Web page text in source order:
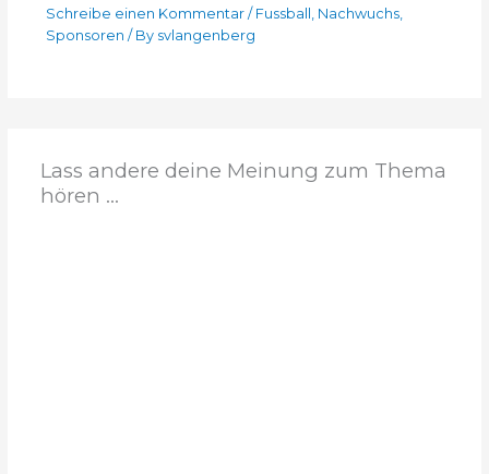
Schreibe einen Kommentar / Fussball Nachwuchs,
Sponsoren / By svlangenberg
Lass andere deine Meinung zum Thema
hören ...